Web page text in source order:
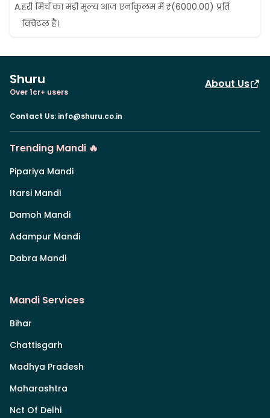
A.हरी मिर्च का मंडी मूल्य आज एर्नाकुलम में ₹(6000.00) प्रति
क्विंटल है।
Shuru
Over 1cr+ users
About Us
Contact Us: info@shuru.co.in
Trending Mandi 🔥
Pipariya Mandi
Itarsi Mandi
Damoh Mandi
Adampur Mandi
Dabra Mandi
Mandi Services
Bihar
Chattisgarh
Madhya Pradesh
Maharashtra
Nct Of Delhi